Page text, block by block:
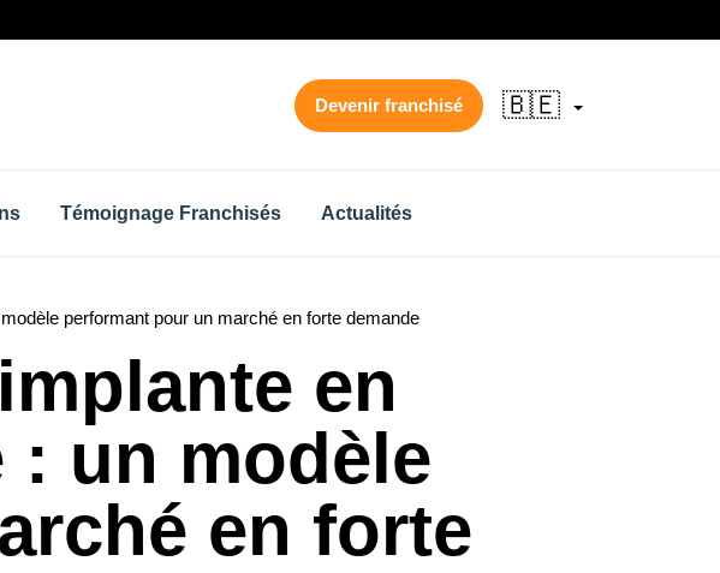
Devenir franchisé 🇧🇪
Témoignage Franchisés Actualités
performant pour un marché en forte demande
en
un modèle
en forte